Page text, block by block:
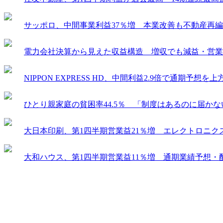
サッポロ、中間事業利益37％増 本業改善も不動産再
電力会社決算から見えた収益構造 増収でも減益・営
NIPPON EXPRESS HD、中間利益2.9倍で通期予想を
ひとり親家庭の貧困率44.5％ 「制度はあるのに届か
大日本印刷、第1四半期営業益21％増 エレクトロニク
大和ハウス、第1四半期営業益11％増 通期業績予想・